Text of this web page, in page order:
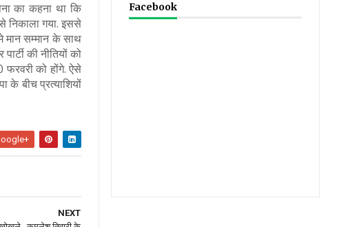
का कहना था कि
निकाला गया. इससे
मान सम्मान के साथ
की नीतियों को
को होंगे. ऐसे
के बीच प्रत्याशियों
NEXT
Facebook